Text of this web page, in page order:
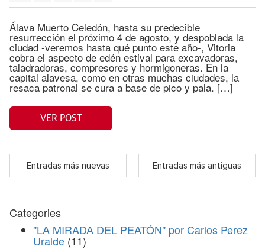
Álava Muerto Celedón, hasta su predecible
resurrección el próximo 4 de agosto, y despoblada la
ciudad -veremos hasta qué punto este año-, Vitoria
cobra el aspecto de edén estival para excavadoras,
taladradoras, compresores y hormigoneras. En la
capital alavesa, como en otras muchas ciudades, la
resaca patronal se cura a base de pico y pala. […]
VER POST
Entradas más nuevas Entradas más antiguas
Categories
"LA MIRADA DEL PEATÓN" por Carlos Perez
Uralde (11)